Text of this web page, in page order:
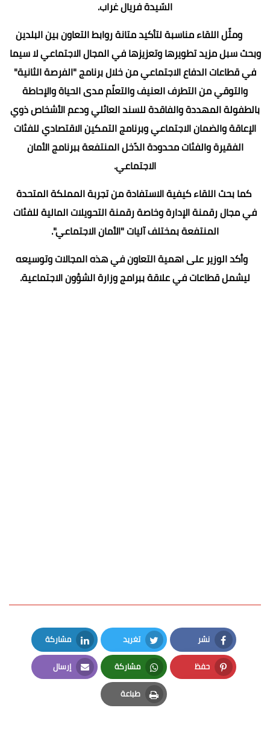
السّيدة فريال غراب.
ومثّل اللقاء مناسبة لتأكيد متانة روابط التعاون بين البلدين
وبحث سبل مزيد تطويرها وتعزيزها في المجال الاجتماعي لا سيما
في قطاعات الدفاع الاجتماعي من خلال برنامج "الفرصة الثانية"
والتوقي من التطرف العنيف والتعلّم مدى الحياة والإحاطة
بالطفولة المهددة والفاقدة للسند العائلي ودعم الأشخاص ذوي
الإعاقة والضمان الاجتماعي وبرنامج التمكين الاقتصادي للفئات
الفقيرة والفئات محدودة الدّخل المنتفعة ببرنامج الأمان
الاجتماعي.
كما بحث اللقاء كيفية الاستفادة من تجربة المملكة المتحدة
في مجال رقمنة الإدارة وخاصة رقمنة التحويلات المالية للفئات
المنتفعة بمختلف آليات "الأمان الاجتماعي".
وأكد الوزير على اهمية التعاون في هذه المجالات وتوسيعه
ليشمل قطاعات في علاقة ببرامج وزارة الشؤون الاجتماعية.
نشر
Facebook
تغريد
Twitter
مشاركة
LinkedIn
حفظ
Pinterest
مشاركة
Whatsapp
إرسال
Email
طباعة
Print